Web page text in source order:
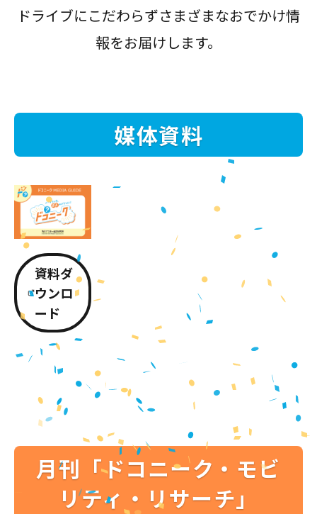
ドライブにこだわらずさまざまなおでかけ情
報をお届けします。
媒体資料
資料ダ
ウンロ
ード
月刊「ドコニーク・モビ
リティ・リサーチ」